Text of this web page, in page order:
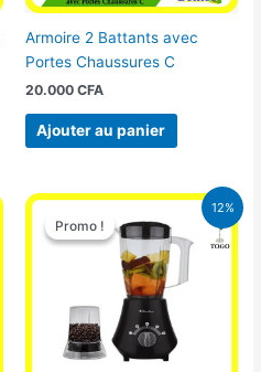
Armoire 2 Battants avec
Portes Chaussures C
20.000 CFA
Ajouter au panier
12%
Promo !
Promo !
Le
prix
initial
était :
25.000 CFA.
Le
prix
actuel
est :